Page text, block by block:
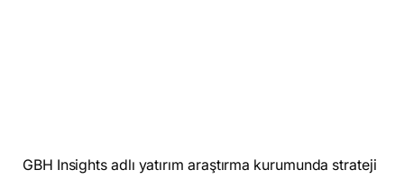
GBH Insights adlı yatırım araştırma kurumunda strateji